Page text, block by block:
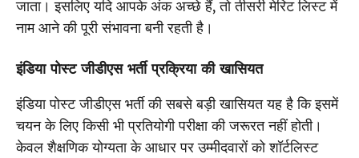
जाता। इसलिए यदि आपके अंक अच्छे हैं, तो तीसरी मेरिट लिस्ट में
नाम आने की पूरी संभावना बनी रहती है।
इंडिया पोस्ट जीडीएस भर्ती प्रक्रिया की खासियत
इंडिया पोस्ट जीडीएस भर्ती की सबसे बड़ी खासियत यह है कि इसमें
चयन के लिए किसी भी प्रतियोगी परीक्षा की जरूरत नहीं होती।
केवल शैक्षणिक योग्यता के आधार पर उम्मीदवारों को शॉर्टलिस्ट